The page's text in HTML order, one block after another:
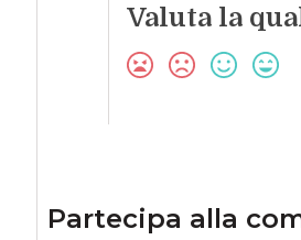
Valuta la
Partecipa alla